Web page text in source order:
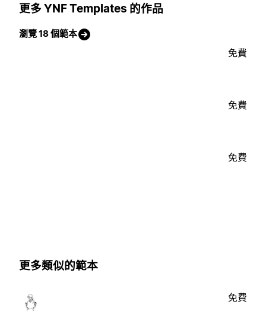
更多 YNF Templates 的作品
瀏覽 18 個範本
免費
免費
免費
更多類似的範本
免費